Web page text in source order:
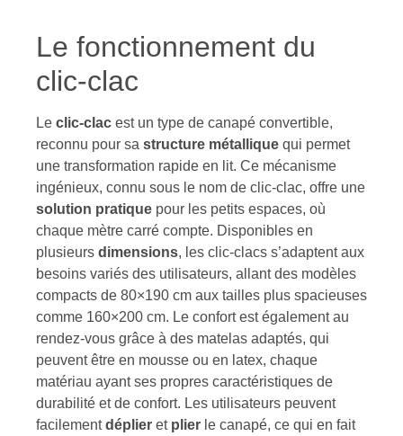
Le fonctionnement du
clic-clac
Le clic-clac est un type de canapé convertible,
reconnu pour sa structure métallique qui permet
une transformation rapide en lit. Ce mécanisme
ingénieux, connu sous le nom de clic-clac, offre une
solution pratique pour les petits espaces, où
chaque mètre carré compte. Disponibles en
plusieurs dimensions, les clic-clacs s’adaptent aux
besoins variés des utilisateurs, allant des modèles
compacts de 80×190 cm aux tailles plus spacieuses
comme 160×200 cm. Le confort est également au
rendez-vous grâce à des matelas adaptés, qui
peuvent être en mousse ou en latex, chaque
matériau ayant ses propres caractéristiques de
durabilité et de confort. Les utilisateurs peuvent
facilementdéplier et plier le canapé, ce qui en fait